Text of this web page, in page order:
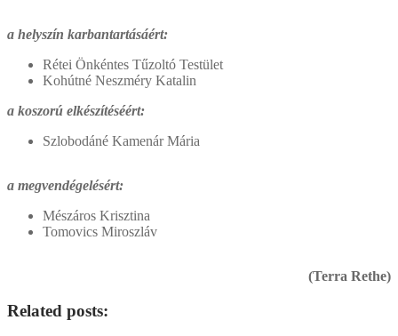
a helyszín karbantartásáért:
Rétei Önkéntes Tűzoltó Testület
Kohútné Neszméry Katalin
a koszorú elkészítéséért:
Szlobodáné Kamenár Mária
a megvendégelésért:
Mészáros Krisztina
Tomovics Miroszláv
(Terra Rethe)
Related posts: